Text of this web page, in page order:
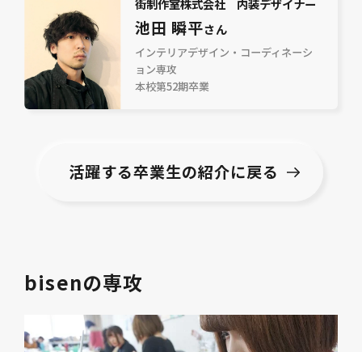
街制作室株式会社 内装デザイナー
池田 瞬平さん
インテリアデザイン・コーディネーシ
ョン専攻
本校第52期卒業
活躍する卒業生の紹介に戻る
bisenの専攻